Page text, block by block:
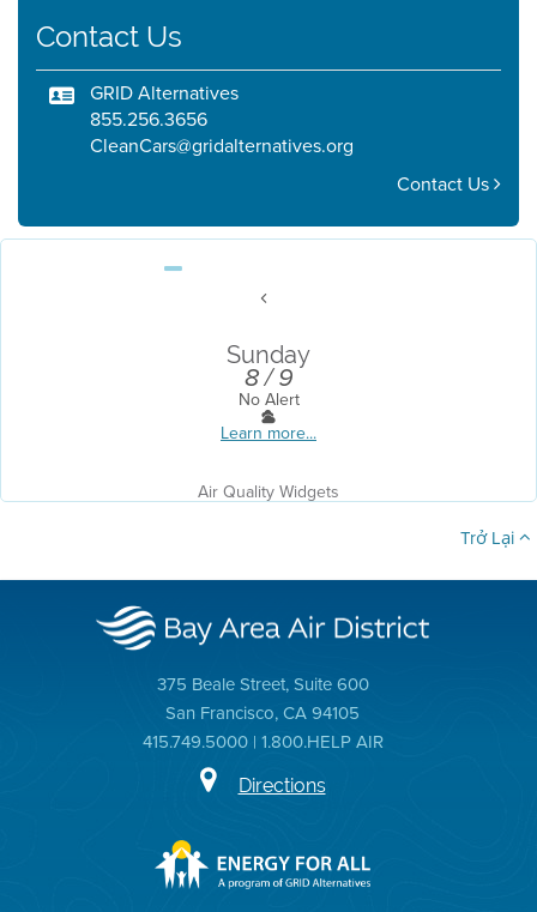
Contact Us
GRID Alternatives
855.256.3656
CleanCars@gridalternatives.org
Contact Us
Sunday
8 / 9
No Alert
Learn more...
Air Quality Widgets
Trở Lại
375 Beale Street, Suite 600
San Francisco, CA 94105
415.749.5000 | 1.800.HELP AIR
Directions